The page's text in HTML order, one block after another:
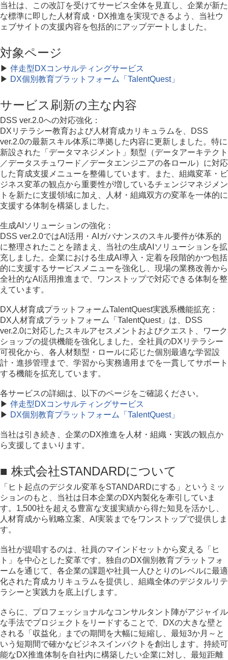
当社は、この改訂を受けてサービス全体を見直し、企業が新た
な標準に即した人材育成・DX推進を実現できるよう、当社ウ
ェブサイトの支援内容を包括的にアップデートしました。
対象ページ
▶ 伴走型DXコンサルティングサービス
▶ DX個別教育プラットフォーム「TalentQuest」
サービス刷新の主な内容
DSS ver.2.0への対応強化：
DXリテラシー教育および人材育成カリキュラムを、DSS
ver.2.0の最新スキル体系に準拠した内容に更新しました。特に
新設された「データマネジメント」類型（データアーキテクト
／データスチュワード／データエンジニアの各ロール）に対応
した育成支援メニューを整備しています。また、組織変革・ビ
ジネス変革の観点から重要性が増しているチェンジマネジメン
トを新たに支援領域に加え、人材・組織双方の変革を一体的に
支援する体制を構築しました。
生成AIソリューションの強化：
DSS ver.2.0ではAI活用・AIガバナンスのスキル要件が体系的
に整理されたことを踏まえ、当社の生成AIソリューションを拡
充しました。企業における生成AI導入・定着を段階的かつ包括
的に支援するサービスメニューを強化し、現場の業務改善から
全社的なAI活用推進まで、ワンストップで対応できる体制を整
えています。
DX人材育成プラットフォームTalentQuest実践系機能拡充：
DX人材育成プラットフォーム「TalentQuest」は、DSS
ver.2.0に対応したスキルアセスメントおよびクエスト、ワーク
ショップの提供機能を強化しました。全社員のDXリテラシー
可視化から、各人材類型・ロールに応じた個別最適な学習設
計・進捗管理まで、学習から実務適用までを一貫してサポート
する機能を拡充しています。
各サービスの詳細は、以下のページをご確認ください。
▶ 伴走型DXコンサルティングサービス
▶ DX個別教育プラットフォーム「TalentQuest」
当社は引き続き、企業のDX推進を人材・組織・実践の観点か
ら支援してまいります。
■ 株式会社STANDARDについて
「ヒト起点のデジタル変革をSTANDARDにする」というミッ
ションのもと、当社は日本企業のDX内製化を牽引していま
す。1,500社を超える豊富な支援実績から得た知見を活かし、
人材育成から戦略立案、AI実装までをワンストップで提供しま
す。
当社が提唱するのは、社員のマインドセットから変える「ヒ
ト」を中心とした変革です。独自のDX個別教育プラットフォ
ームを通じて、各企業の課題や社員一人ひとりのレベルに最適
化された育成カリキュラムを提供し、組織全体のデジタルリテ
ラシーと実践力を底上げします。
さらに、プロフェッショナルなコンサルタント陣がアジャイル
な手法でプロジェクトをリードすることで、DXの大きな壁と
される「収益化」までの期間を大幅に短縮し、最短3か月～と
いう短期間で確かなビジネスインパクトを創出します。持続可
能なDX推進体制を自社内に構築したい企業に対し、最短距離